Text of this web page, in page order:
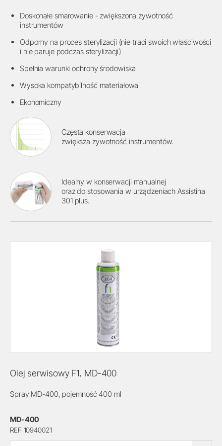
Doskonałe smarowanie - zwiększona żywotność
instrumentów
Odporny na proces sterylizacji (nie traci swoich właściwości
i nie paruje podczas sterylizacji)
Spełnia warunki ochrony środowiska
Wysoka kompatybilność materiałowa
Ekonomiczny
Częsta konserwacja
zwiększa żywotność instrumentów.
Idealny w konserwacji manualnej
oraz do stosowania w urządzeniach Assistina
301 plus.
Olej serwisowy F1, MD-400
Spray MD-400, pojemność 400 ml
MD-400
REF 10940021